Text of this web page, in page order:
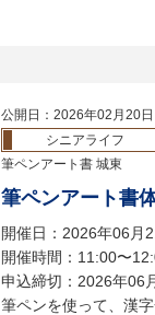
公開日：2026年02月20日
シニアライフ
筆ペンアート書 城東
筆ペンアート書
開催日：2026年06月
開催時間：11:00〜
申込締切：2026年06
筆ペンを使って、漢